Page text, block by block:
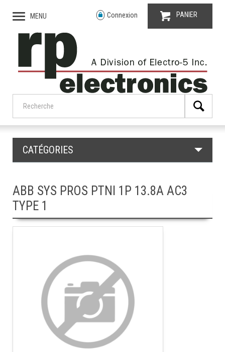
MENU Connexion PANIER
CATÉGORIES
ABB SYS PROS PTNI 1P 13.8A AC3
TYPE 1